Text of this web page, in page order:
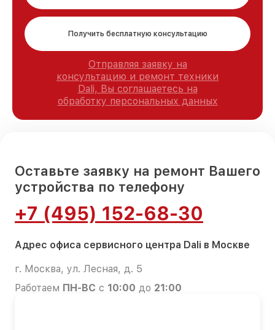
Получить бесплатную консультацию
Отправляя заявку на
консультацию и ремонт техники
Dali, Вы соглашаетесь на
обработку персональных данных
Оставьте заявку на ремонт Вашего
устройства по телефону
+7 (495) 152-68-30
Адрес офиса сервисного центра Dali в Москве
г. Москва, ул. Лесная, д. 5
Работаем ПН-ВС с 10:00 до 21:00